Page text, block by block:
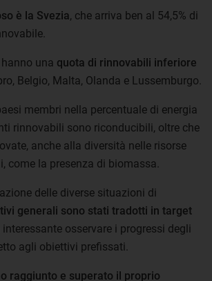
è la Svezia, che arriva ben al 54,5% di
una quota di rinnovabili inferiore
Belgio, Malta, Olanda e Lussemburgo.
membri nella percentuale di energia
rinnovabili sono riconducibili, oltre che
anche alla diversità nelle risorse
come la presenza di biomassa.
delle diverse situazioni di
generali sono stati tradotti in target
interessante osservare i progressi degli
agli obiettivi prefissati.
raggiunto e superato il proprio